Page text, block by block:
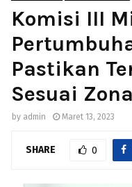
Komisi III
Pastikan
Sesuai
by admin Maret 13, 2023
SHARE 0